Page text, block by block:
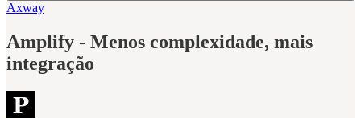
Axway
Amplify - Menos complexidade, mais
integração